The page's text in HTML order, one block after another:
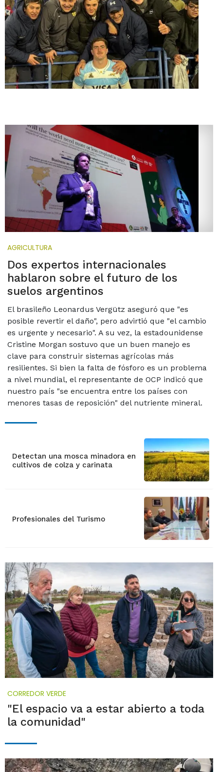
AGRICULTURA
Dos expertos internacionales
hablaron sobre el futuro de los
suelos argentinos
El brasileño Leonardus Vergütz aseguró que "es
posible revertir el daño", pero advirtió que "el cambio
es urgente y necesario". A su vez, la estadounidense
Cristine Morgan sostuvo que un buen manejo es
clave para construir sistemas agrícolas más
resilientes. Si bien la falta de fósforo es un problema
a nivel mundial, el representante de OCP indicó que
nuestro país "se encuentra entre los países con
menores tasas de reposición" del nutriente mineral.
Detectan una mosca minadora en
cultivos de colza y carinata
Profesionales del Turismo
CORREDOR VERDE
"El espacio va a estar abierto a toda
la comunidad"